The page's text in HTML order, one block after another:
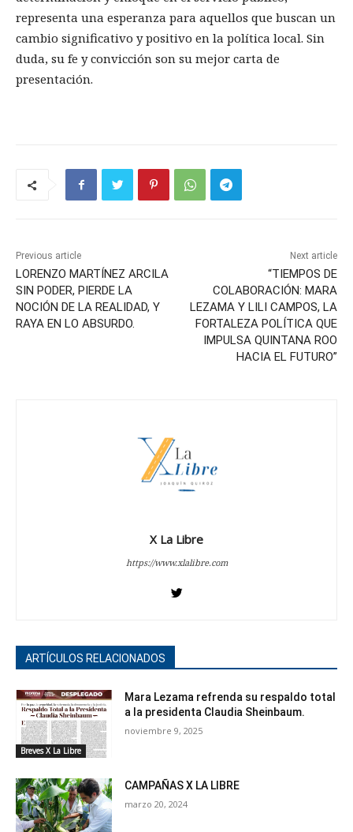
representa una esperanza para aquellos que buscan un
cambio significativo y positivo en la política local. Sin
duda, su fe y convicción son su mejor carta de
presentación.
Previous article
LORENZO MARTÍNEZ ARCILA
SIN PODER, PIERDE LA
NOCIÓN DE LA REALIDAD, Y
RAYA EN LO ABSURDO.
Next article
“TIEMPOS DE
COLABORACIÓN: MARA
LEZAMA Y LILI CAMPOS, LA
FORTALEZA POLÍTICA QUE
IMPULSA QUINTANA ROO
HACIA EL FUTURO”
X La Libre
https://www.xlalibre.com
ARTÍCULOS RELACIONADOS
Breves X La Libre
Mara Lezama refrenda su respaldo total
a la presidenta Claudia Sheinbaum.
noviembre 9, 2025
CAMPAÑAS X LA LIBRE
marzo 20, 2024